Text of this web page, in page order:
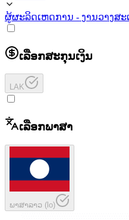
ຜູ້ຜະລິດເຫດການ - ງານວາງສະ
ເລືອກສະກຸນເງິນ
LAK
ເລືອກພາສາ
ພາສາລາວ (lo)